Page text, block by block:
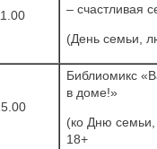
– счастливая
(День семьи,
Библиомикс
в доме!»
(ко Дню
18+